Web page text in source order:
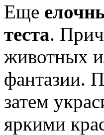
Еще
теста.
животных
фантазии.
затем
яркими